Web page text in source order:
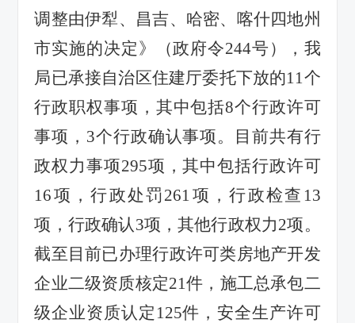
调整由伊犁、昌吉、哈密、喀什四地州
市实施的决定》（政府令244号），我
局已承接自治区住建厅委托下放的11个
行政职权事项，其中包括8个行政许可
事项，3个行政确认事项。目前共有行
政权力事项295项，其中包括行政许可
16项，行政处罚261项，行政检查13
项，行政确认3项，其他行政权力2项。
截至目前已办理行政许可类房地产开发
企业二级资质核定21件，施工总承包二
级企业资质认定125件，安全生产许可